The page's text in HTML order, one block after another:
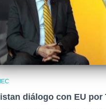
diálogo con EU por